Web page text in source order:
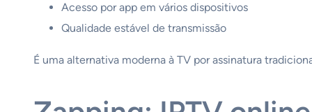
Acesso por app em vários dispositivos
Qualidade estável de transmissão
É uma alternativa moderna à TV por assinatura